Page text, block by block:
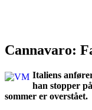
Cannavaro:
Italiens
han stopper
sommer er overstået.